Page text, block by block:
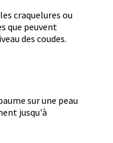
craquelures ou
que peuvent
des coudes.
sur une peau
jusqu'à